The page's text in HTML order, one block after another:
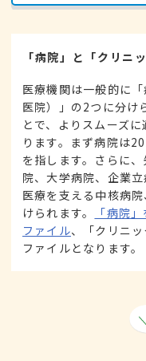
「病院」と「クリニ
医療機関は一般的に
医院）」の2つに分け
とで、よりスムーズ
ります。まず病院は
を指します。さらに
院、大学病院、企業
医療を支える中核病
けられます。
「病院
ファイル、「クリニ
ファイルとなります。